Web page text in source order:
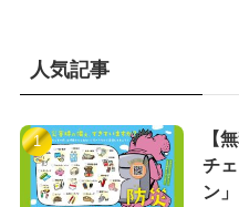
人気記事
【
チ
ン